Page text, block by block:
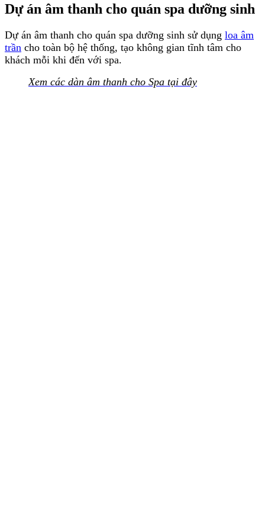
Dự án âm thanh cho quán spa dưỡng sinh
Dự án âm thanh cho quán spa dưỡng sinh sử dụng loa âm
trần cho toàn bộ hệ thống, tạo không gian tĩnh tâm cho
khách mỗi khi đến với spa.
Xem các dàn âm thanh cho Spa tại đây